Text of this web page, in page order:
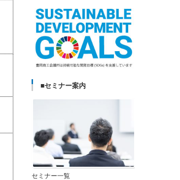
■セミナー案内
セミナー一覧